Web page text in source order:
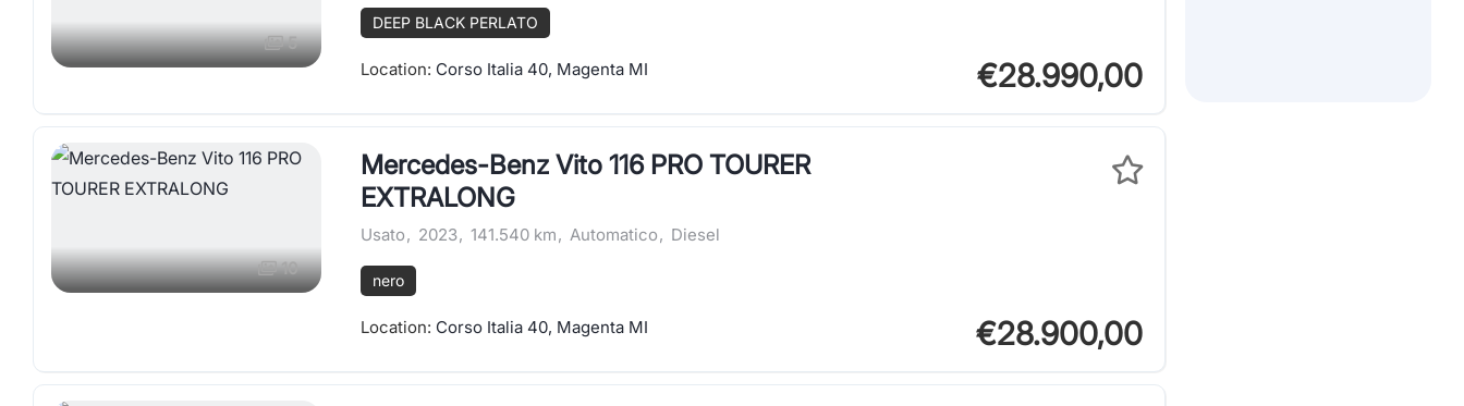
5
DEEP BLACK PERLATO
Location: Corso Italia 40, Magenta MI €28.990,00
10
Mercedes-Benz Vito 116 PRO TOURER
EXTRALONG
Usato, 2023, 141.540 km, Automatico, Diesel
nero
Location: Corso Italia 40, Magenta MI €28.900,00